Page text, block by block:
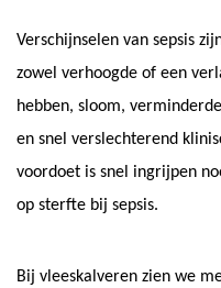
Verschijnselen van sepsis
zowel verhoogde of een
hebben, sloom,
en snel verslechterend
voordoet is snel ingrijpen
op sterfte bij sepsis.
Bij vleeskalveren zien we